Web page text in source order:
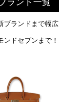
ランド一覧
ブランドまで幅
ドセブンまで！